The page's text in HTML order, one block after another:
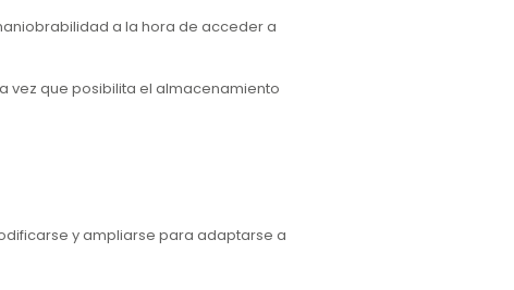
a la hora de acceder a
vez que posibilita el almacenamiento
y ampliarse para adaptarse a